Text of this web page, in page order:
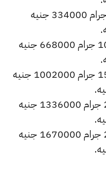
سعر الذهب عيار 21 وزن 50 جرام 334000 جنيه
أسعار الذهب عيار 21 وزن 100 جرام 668000 جنيه
أسعار الذهب عيار 21 وزن 150 جرام 1002000 جنيه
سعر الذهب عيار 21 وزن 200 جرام 1336000 جنيه
سعر الذهب عيار 21 وزن 250 جرام 1670000 جنيه